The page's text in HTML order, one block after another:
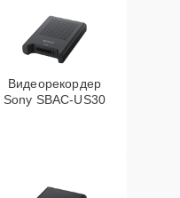
Видеорекордер
Sony SBAC-US30